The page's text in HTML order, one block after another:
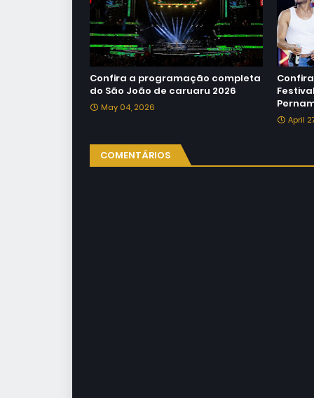
Confira a programação completa
do São João de caruaru 2026
May 04, 2026
April
COMENTÁRIOS